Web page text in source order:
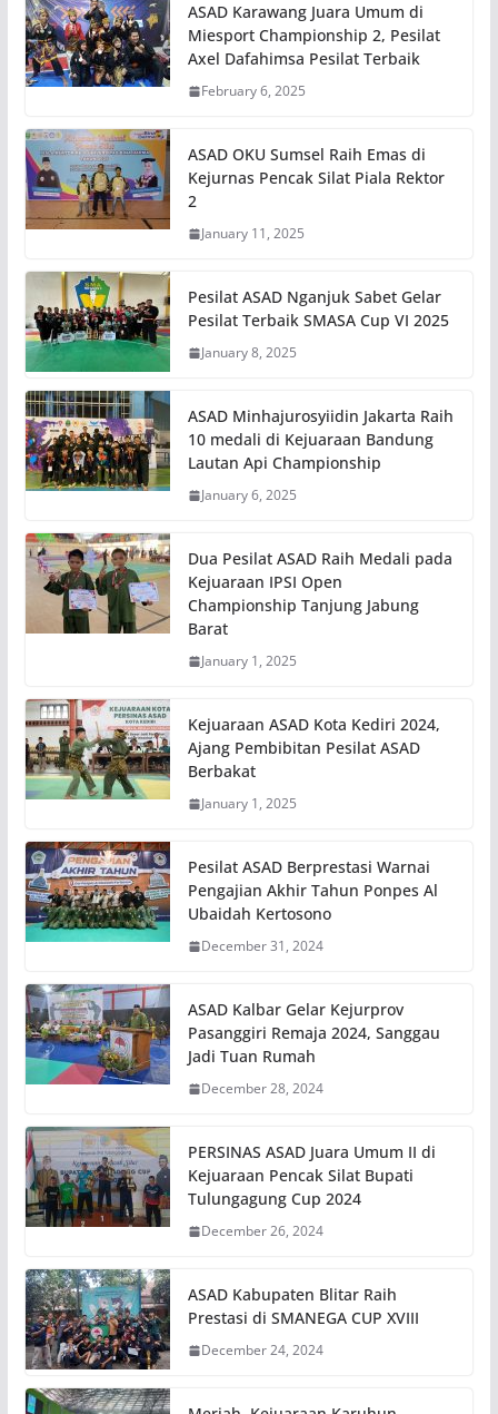
ASAD Karawang Juara Umum di
Miesport Championship 2, Pesilat
Axel Dafahimsa Pesilat Terbaik
February 6, 2025
ASAD OKU Sumsel Raih Emas di
Kejurnas Pencak Silat Piala Rektor
2
January 11, 2025
Pesilat ASAD Nganjuk Sabet Gelar
Pesilat Terbaik SMASA Cup VI 2025
January 8, 2025
ASAD Minhajurosyiidin Jakarta Raih
10 medali di Kejuaraan Bandung
Lautan Api Championship
January 6, 2025
Dua Pesilat ASAD Raih Medali pada
Kejuaraan IPSI Open
Championship Tanjung Jabung
Barat
January 1, 2025
Kejuaraan ASAD Kota Kediri 2024,
Ajang Pembibitan Pesilat ASAD
Berbakat
January 1, 2025
Pesilat ASAD Berprestasi Warnai
Pengajian Akhir Tahun Ponpes Al
Ubaidah Kertosono
December 31, 2024
ASAD Kalbar Gelar Kejurprov
Pasanggiri Remaja 2024, Sanggau
Jadi Tuan Rumah
December 28, 2024
PERSINAS ASAD Juara Umum II di
Kejuaraan Pencak Silat Bupati
Tulungagung Cup 2024
December 26, 2024
ASAD Kabupaten Blitar Raih
Prestasi di SMANEGA CUP XVIII
December 24, 2024